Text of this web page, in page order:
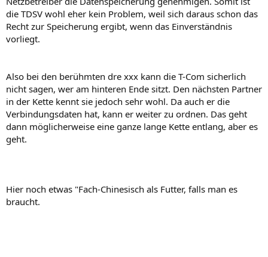
die TDSV wohl eher kein Problem, weil sich daraus schon das
Recht zur Speicherung ergibt, wenn das Einverständnis
vorliegt.
Also bei den berühmten dre xxx kann die T-Com sicherlich
nicht sagen, wer am hinteren Ende sitzt. Den nächsten Partner
in der Kette kennt sie jedoch sehr wohl. Da auch er die
Verbindungsdaten hat, kann er weiter zu ordnen. Das geht
dann möglicherweise eine ganze lange Kette entlang, aber es
geht.
Hier noch etwas "Fach-Chinesisch als Futter, falls man es
braucht.